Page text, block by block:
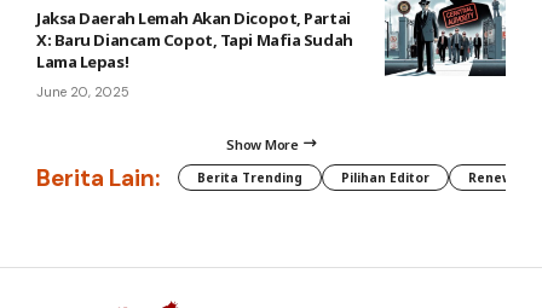
Jaksa Daerah Lemah Akan Dicopot, Partai
X: Baru Diancam Copot, Tapi Mafia Sudah
Lama Lepas!
June 20, 2025
Show More
Berita Lain: Berita Trending Pilihan Editor